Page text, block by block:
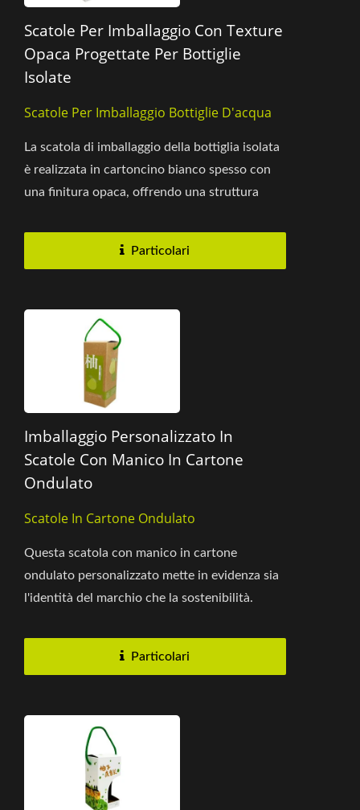
Scatole Per Imballaggio Con Texture
Opaca Progettate Per Bottiglie
Isolate
Scatole Per Imballaggio Bottiglie D'acqua
La scatola di imballaggio della bottiglia isolata
è realizzata in cartoncino bianco spesso con
una finitura opaca, offrendo una struttura
Particolari
Imballaggio Personalizzato In
Scatole Con Manico In Cartone
Ondulato
Scatole In Cartone Ondulato
Questa scatola con manico in cartone
ondulato personalizzato mette in evidenza sia
l'identità del marchio che la sostenibilità.
Particolari